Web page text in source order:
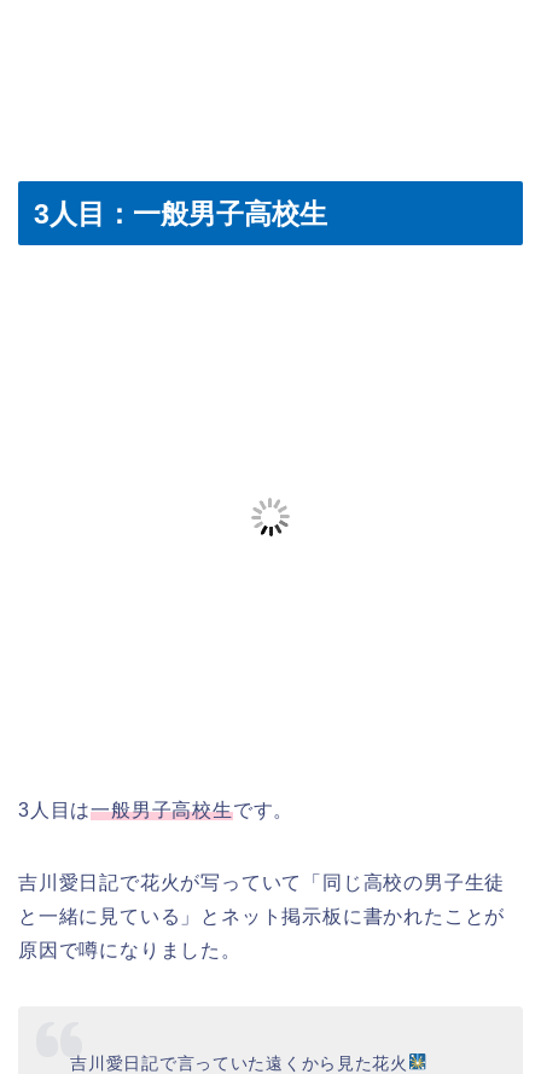
3人目：一般男子高校生
3人目は一般男子高校生です。
吉川愛日記で花火が写っていて「同じ高校の男子生徒
と一緒に見ている」とネット掲示板に書かれたことが
原因で噂になりました。
吉川愛日記で言っていた遠くから見た花火